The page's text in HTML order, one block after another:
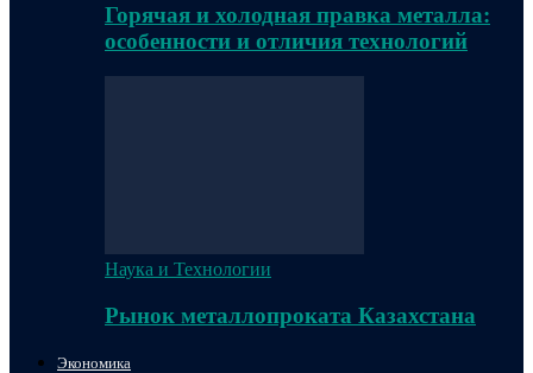
Горячая и холодная правка металла:
особенности и отличия технологий
Наука и Технологии
Рынок металлопроката Казахстана
Экономика